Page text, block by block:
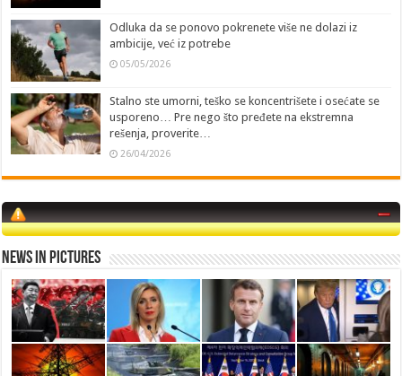
Odluka da se ponovo pokrenete više ne dolazi iz
ambicije, već iz potrebe
05/05/2026
Stalno ste umorni, teško se koncentrišete i osećate se
usporeno… Pre nego što pređete na ekstremna
rešenja, proverite…
26/04/2026
News in Pictures